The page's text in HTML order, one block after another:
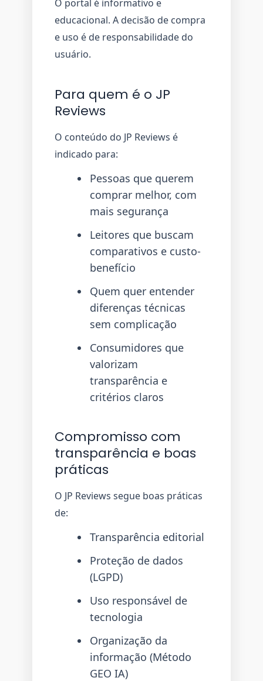
O portal é informativo e
educacional. A decisão de compra
e uso é de responsabilidade do
usuário.
Para quem é o JP
Reviews
O conteúdo do JP Reviews é
indicado para:
Pessoas que querem
comprar melhor, com
mais segurança
Leitores que buscam
comparativos e custo-
benefício
Quem quer entender
diferenças técnicas
sem complicação
Consumidores que
valorizam
transparência e
critérios claros
Compromisso com
transparência e boas
práticas
O JP Reviews segue boas práticas
de:
Transparência editorial
Proteção de dados
(LGPD)
Uso responsável de
tecnologia
Organização da
informação (Método
GEO IA)